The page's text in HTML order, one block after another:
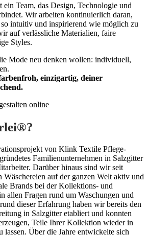
Team, das Design, Technologie und
Wir arbeiten kontinuierlich daran,
so intuitiv und inspirierend wie möglich zu
auf verlässliche Materialien, faire
Styles.
Mode neu denken wollen: individuell,
einzigartig, deiner
?
von Klink Textile Pflege-
Familienunternehmen in Salzgitter
Darüber hinaus sind wir seit
Wäschereien auf der ganzen Welt aktiv und
Brands bei der Kollektions- und
allen Fragen rund um Waschungen und
dieser Erfahrung haben wir bereits den
in Salzgitter etabliert und konnten
Teile Ihrer Kollektion wieder in
lassen. Über die Jahre entwickelte sich